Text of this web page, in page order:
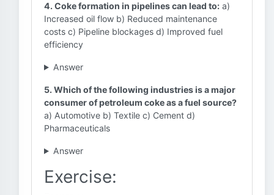
4. Coke formation in pipelines can lead to: a)
Increased oil flow b) Reduced maintenance
costs c) Pipeline blockages d) Improved fuel
efficiency
Answer
5. Which of the following industries is a major
consumer of petroleum coke as a fuel source?
a) Automotive b) Textile c) Cement d)
Pharmaceuticals
Answer
Exercise: